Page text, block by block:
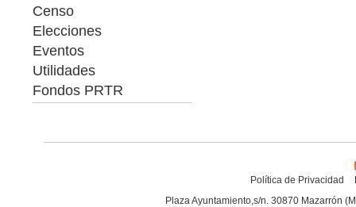
Censo
Elecciones
Eventos
Utilidades
Fondos PRTR
Política de Privacidad
Plaza Ayuntamiento,s/n. 30870 Mazarrón